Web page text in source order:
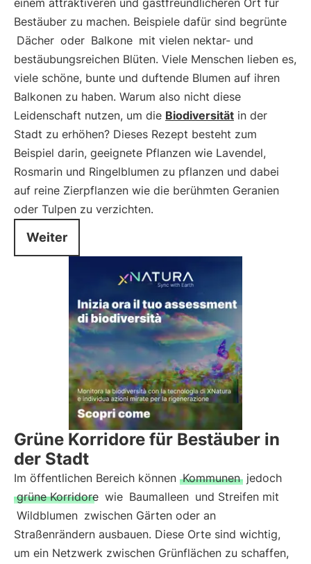
einem attraktiveren und gastfreundlicheren Ort für
Bestäuber zu machen. Beispiele dafür sind begrünte
Dächer oder Balkone mit vielen nektar- und
bestäubungsreichen Blüten. Viele Menschen lieben es,
viele schöne, bunte und duftende Blumen auf ihren
Balkonen zu haben. Warum also nicht diese
Leidenschaft nutzen, um die Biodiversität in der
Stadt zu erhöhen? Dieses Rezept besteht zum
Beispiel darin, geeignete Pflanzen wie Lavendel,
Rosmarin und Ringelblumen zu pflanzen und dabei
auf reine Zierpflanzen wie die berühmten Geranien
oder Tulpen zu verzichten.
Weiter
Grüne Korridore für Bestäuber in
der Stadt
Im öffentlichen Bereich können Kommunen jedoch
grüne Korridore wie Baumalleen und Streifen mit
Wildblumen zwischen Gärten oder an
Straßenrändern ausbauen. Diese Orte sind wichtig,
um ein Netzwerk zwischen Grünflächen zu schaffen,